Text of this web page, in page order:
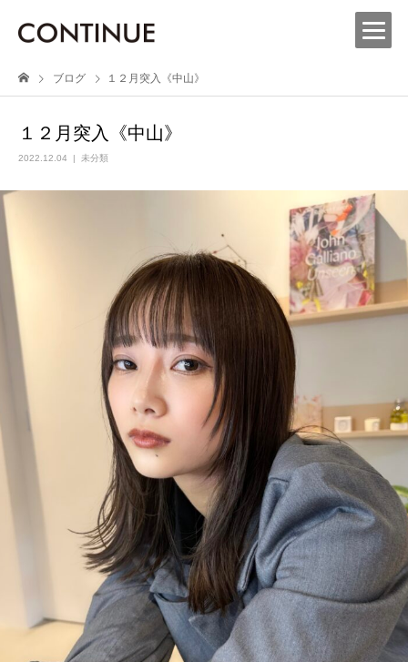
ブログ １２月突入《中山》
１２月突入《中山》
2022.12.04 未分類